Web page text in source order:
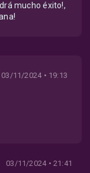
mucho éxito!,
03/11/2024 • 19:13
03/11/2024 • 21:41